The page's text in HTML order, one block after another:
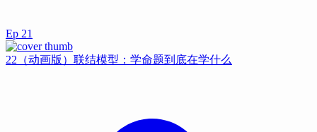
Ep 21
22（动画版）联结模型：学命题到底在学什么